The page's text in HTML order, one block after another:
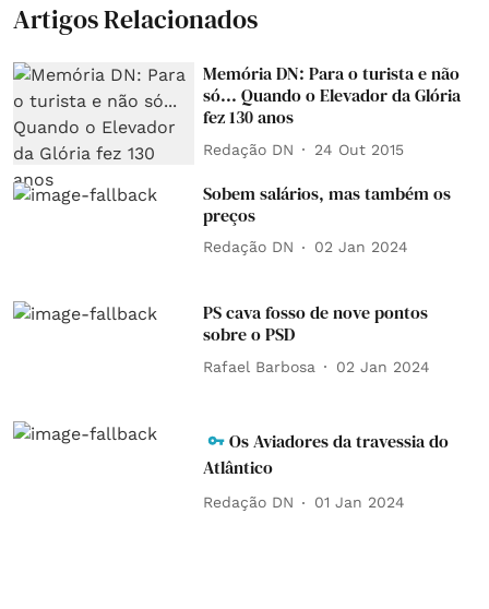
Artigos Relacionados
Memória DN: Para o turista e não
só... Quando o Elevador da Glória
fez 130 anos
Redação DN 24 Out 2015
Sobem salários, mas também os
preços
Redação DN 02 Jan 2024
PS cava fosso de nove pontos
sobre o PSD
Rafael Barbosa 02 Jan 2024
Os Aviadores da travessia do
Atlântico
Redação DN 01 Jan 2024